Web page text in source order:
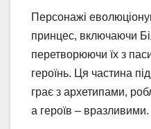
Персонажі
принцес, включаючи
перетворюючи їх з
героїнь. Ця частина
грає з архетипами,
а героїв – вразливими.